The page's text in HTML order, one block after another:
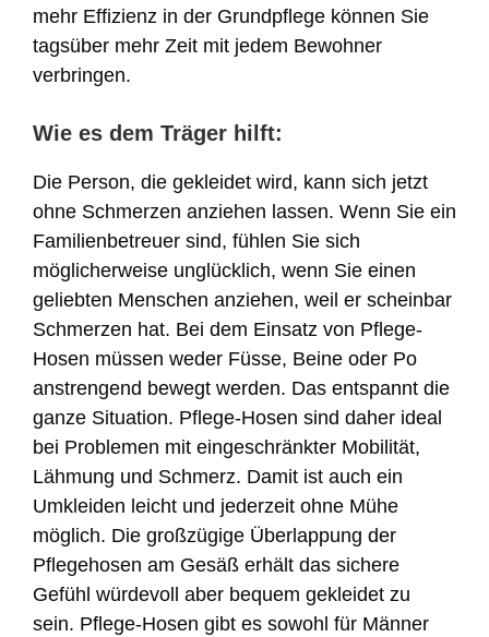
mehr Effizienz in der Grundpflege können Sie
tagsüber mehr Zeit mit jedem Bewohner
verbringen.
Wie es dem Träger hilft:
Die Person, die gekleidet wird, kann sich jetzt
ohne Schmerzen anziehen lassen. Wenn Sie ein
Familienbetreuer sind, fühlen Sie sich
möglicherweise unglücklich, wenn Sie einen
geliebten Menschen anziehen, weil er scheinbar
Schmerzen hat. Bei dem Einsatz von Pflege-
Hosen müssen weder Füsse, Beine oder Po
anstrengend bewegt werden. Das entspannt die
ganze Situation. Pflege-Hosen sind daher ideal
bei Problemen mit eingeschränkter Mobilität,
Lähmung und Schmerz. Damit ist auch ein
Umkleiden leicht und jederzeit ohne Mühe
möglich. Die großzügige Überlappung der
Pflegehosen am Gesäß erhält das sichere
Gefühl würdevoll aber bequem gekleidet zu
sein. Pflege-Hosen gibt es sowohl für Männer